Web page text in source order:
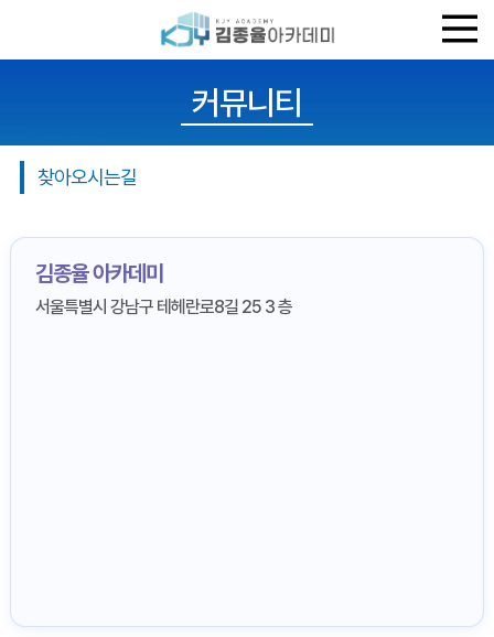
커뮤니티
찾아오시는길
김종율 아카데미
서울특별시 강남구 테헤란로8길 25 3 층